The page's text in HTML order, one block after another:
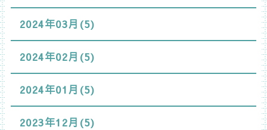
2024年03月(5)
2024年02月(5)
2024年01月(5)
2023年12月(5)